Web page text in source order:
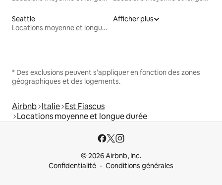
Seattle
Locations moyenne et longue durée
Afficher plus
* Des exclusions peuvent s'appliquer en fonction des zones
géographiques et des logements.
Airbnb Italie Est Fiascus
Locations moyenne et longue durée
© 2026 Airbnb, Inc.
Confidentialité
Conditions générales